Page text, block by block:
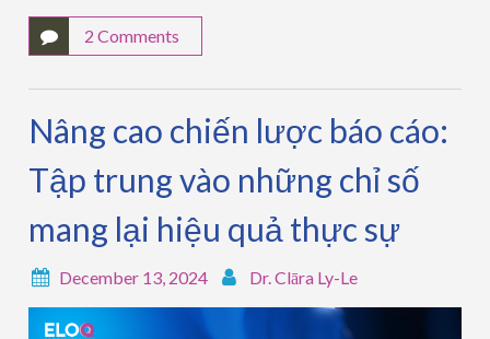
2 Comments
Nâng cao chiến lược báo cáo:
Tập trung vào những chỉ số
mang lại hiệu quả thực sự
December 13, 2024 Dr. Clāra Ly-Le